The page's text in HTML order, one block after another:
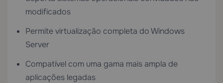
modificados
Permite virtualização completa do Windows
Server
Compatível com uma gama mais ampla de
aplicações legadas